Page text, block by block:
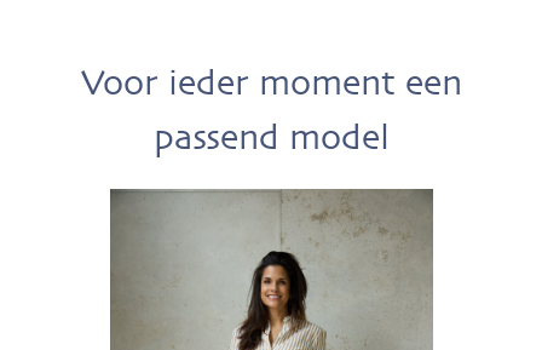
Voor ieder moment een
passend model